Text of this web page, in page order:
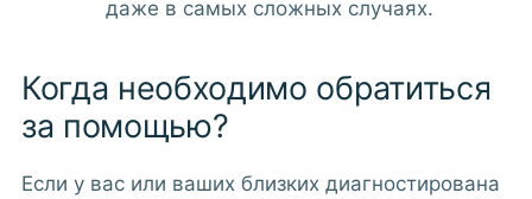
даже в самых сложных случаях.
Когда необходимо обратиться
за помощью?
Если у вас или ваших близких диагностирована